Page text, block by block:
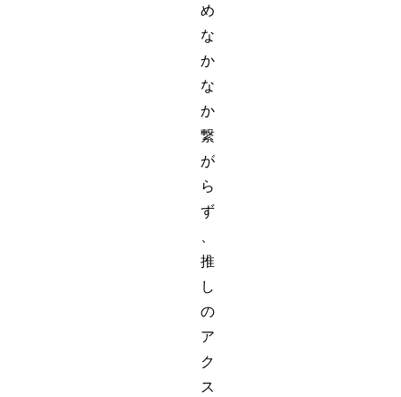
め
な
か
な
か
繋
が
ら
ず
推
し
の
ア
ク
ス